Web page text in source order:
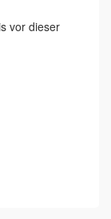
vor dieser